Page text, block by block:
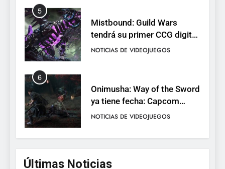
5
Mistbound: Guild Wars
tendrá su primer CCG digital
NOTICIAS DE VIDEOJUEGOS
6
Onimusha: Way of the Sword
ya tiene fecha: Capcom
reservas
NOTICIAS DE VIDEOJUEGOS
7
No Rest for the Wicked
confirma su versión 1.0 para
Últimas Noticias